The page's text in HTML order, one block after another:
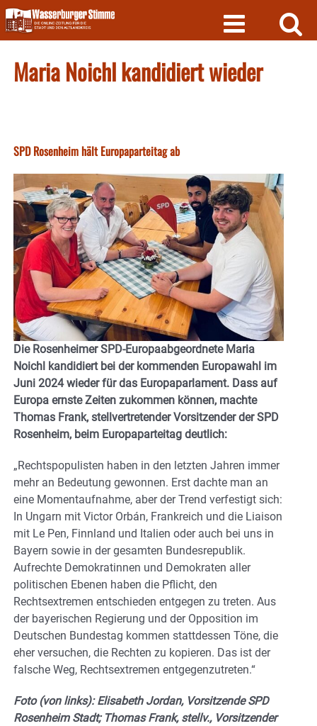
Skip
to
content
Maria Noichl kandidiert wieder
SPD Rosenheim hält Europaparteitag ab
Die Rosenheimer SPD-Europaabgeordnete Maria
Noichl kandidiert bei der kommenden Europawahl im
Juni 2024 wieder für das Europaparlament. Dass auf
Europa ernste Zeiten zukommen können, machte
Thomas Frank, stellvertretender Vorsitzender der SPD
Rosenheim, beim Europaparteitag deutlich:
„Rechtspopulisten haben in den letzten Jahren immer
mehr an Bedeutung gewonnen. Erst dachte man an
eine Momentaufnahme, aber der Trend verfestigt sich:
In Ungarn mit Victor Orbán, Frankreich und die Liaison
mit Le Pen, Finnland und Italien oder auch bei uns in
Bayern sowie in der gesamten Bundesrepublik.
Aufrechte Demokratinnen und Demokraten aller
politischen Ebenen haben die Pflicht, den
Rechtsextremen entschieden entgegen zu treten. Aus
der bayerischen Regierung und der Opposition im
Deutschen Bundestag kommen stattdessen Töne, die
eher versuchen, die Rechten zu kopieren. Das ist der
falsche Weg, Rechtsextremen entgegenzutreten.“
Foto (von links): Elisabeth Jordan, Vorsitzende SPD
Rosenheim Stadt; Thomas Frank, stellv., Vorsitzender